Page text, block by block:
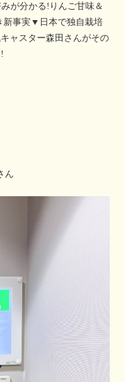
が分かる!りんご甘味＆
新事実▼日本で独自栽培
ャスター森田さんがその
ん